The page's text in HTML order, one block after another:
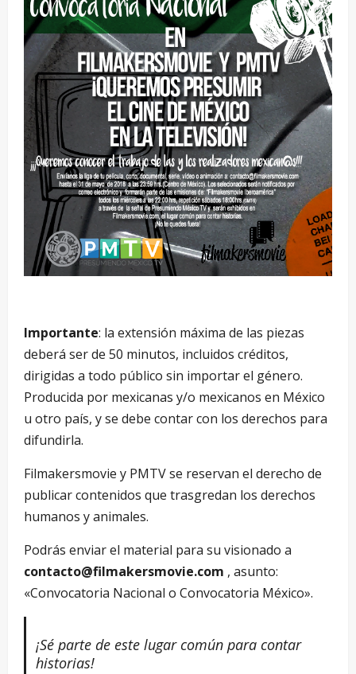
Importante: la extensión máxima de las piezas
deberá ser de 50 minutos, incluidos créditos,
dirigidas a todo público sin importar el género.
Producida por mexicanas y/o mexicanos en México
u otro país, y se debe contar con los derechos para
difundirla.
Filmakersmovie y PMTV se reservan el derecho de
publicar contenidos que trasgredan los derechos
humanos y animales.
Podrás enviar el material para su visionado a
contacto@filmakersmovie.com , asunto:
«Convocatoria Nacional o Convocatoria México».
¡Sé parte de este lugar común para contar
historias!